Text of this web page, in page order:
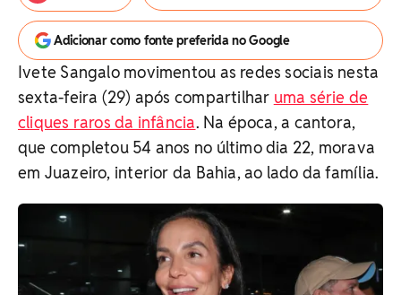
Adicionar como fonte preferida no Google
Ivete Sangalo movimentou as redes sociais nesta
sexta-feira (29) após compartilhar uma série de
cliques raros da infância. Na época, a cantora,
que completou 54 anos no último dia 22, morava
em Juazeiro, interior da Bahia, ao lado da família.